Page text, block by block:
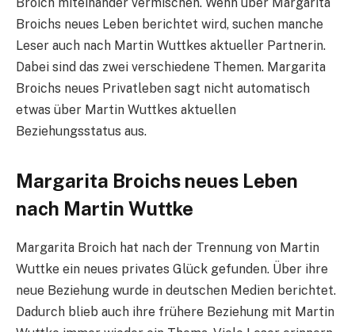
Broichs neues Leben berichtet wird, suchen manche
Leser auch nach Martin Wuttkes aktueller Partnerin.
Dabei sind das zwei verschiedene Themen. Margarita
Broichs neues Privatleben sagt nicht automatisch
etwas über Martin Wuttkes aktuellen
Beziehungsstatus aus.
Margarita Broichs neues Leben
nach Martin Wuttke
Margarita Broich hat nach der Trennung von Martin
Wuttke ein neues privates Glück gefunden. Über ihre
neue Beziehung wurde in deutschen Medien berichtet.
Dadurch blieb auch ihre frühere Beziehung mit Martin